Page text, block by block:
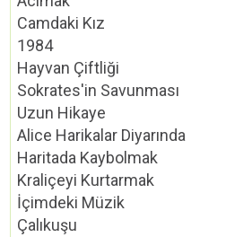
Camdaki Kız
1984
Hayvan Çiftliği
Sokrates'in Savunması
Uzun Hikaye
Alice Harikalar Diyarında
Haritada Kaybolmak
Kraliçeyi Kurtarmak
İçimdeki Müzik
Çalıkuşu